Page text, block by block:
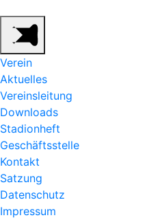
Verein
Aktuelles
Vereinsleitung
Downloads
Stadionheft
Geschäftsstelle
Kontakt
Satzung
Datenschutz
Impressum